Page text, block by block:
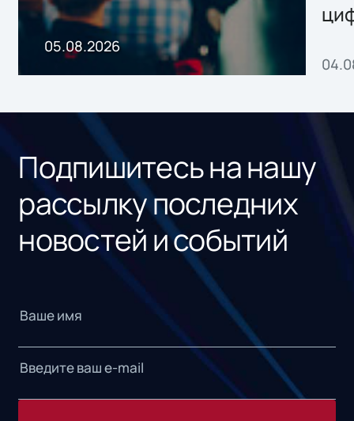
05.08.2026
Подпишитесь на нашу
рассылку последних
новостей и событий